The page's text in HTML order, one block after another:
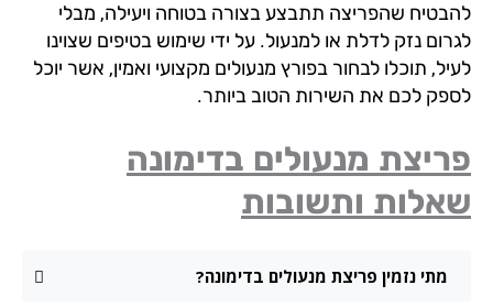
שהפריצה תתבצע בצורה בטוחה ויעילה, מבלי
נזק לדלת או למנעול. על ידי שימוש בטיפים שצוינו
תוכלו לבחור בפורץ מנעולים מקצועי ואמין, אשר יוכל
לכם את השירות הטוב ביותר.
מנעולים בדימונה
ותשובות
מתי נזמין פריצת מנעולים בדימונה?